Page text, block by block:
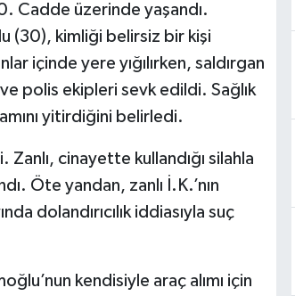
Cadde üzerinde yaşandı.
(30), kimliği belirsiz bir kişi
içinde yere yığılırken, saldırgan
polis ekipleri sevk edildi. Sağlık
yitirdiğini belirledi.
cinayette kullandığı silahla
Öte yandan, zanlı İ.K.’nın
dolandırıcılık iddiasıyla suç
kendisiyle araç alımı için